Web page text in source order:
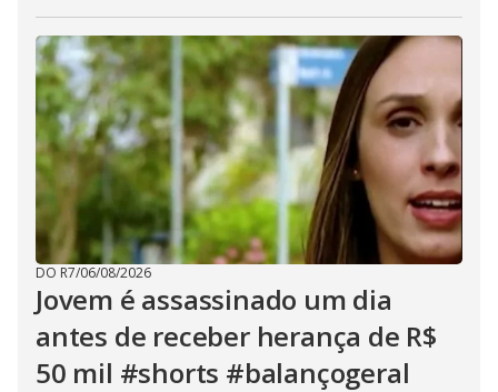
DO R7/06/08/2026
Jovem é assassinado um dia
antes de receber herança de R$
50 mil #shorts #balançogeral